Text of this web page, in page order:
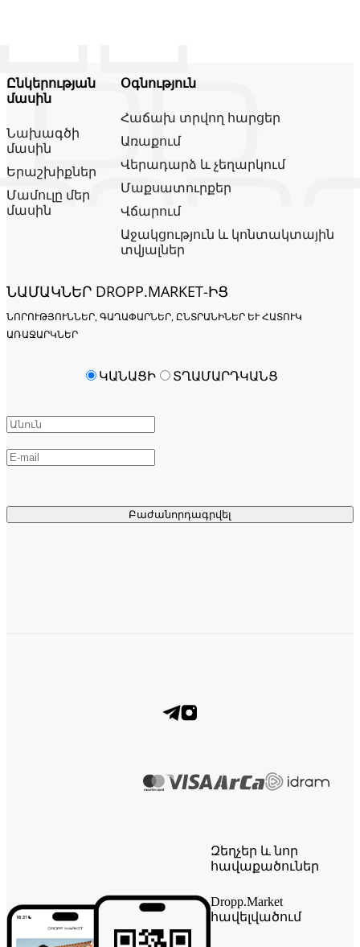
Ընկերության
մասին
Նախագծի
մասին
Երաշխիքներ
Մամուլը մեր
մասին
Օգնություն
Հաճախ տրվող հարցեր
Առաքում
Վերադարձ և չեղարկում
Մաքսատուրքեր
Վճարում
Աջակցություն և կոնտակտային
տվյալներ
ՆԱՄԱԿՆԵՐ DROPP.MARKET-ԻՑ
ՆՈՐՈՒԹՅՈՒՆՆԵՐ, ԳԱՂԱՓԱՐՆԵՐ, ԸՆՏՐԱՆԻՆԵՐ ԵՒ ՀԱՏՈՒԿ Ա
ՌԱՋԱՐԿՆԵՐ
Բաժանորդագրվել
ԿԱՆԱՑԻ ՏՂԱՄԱՐԴԿԱՆՑ
Զեղչեր և նոր
հավաքածուներ
Dropp.Market
հավելվածում